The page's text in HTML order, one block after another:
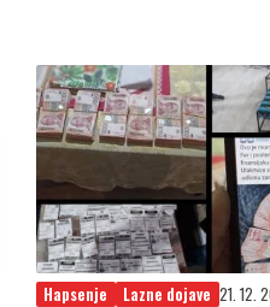
Hapsenje Lazne dojave 21. 12.